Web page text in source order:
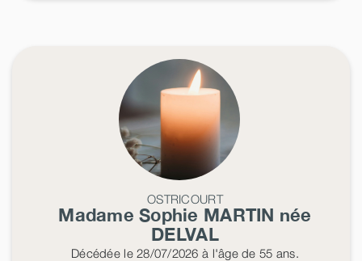
OSTRICOURT
Madame Sophie MARTIN née
DELVAL
Décédéele 28/07/2026 à l'âge de 55 ans.